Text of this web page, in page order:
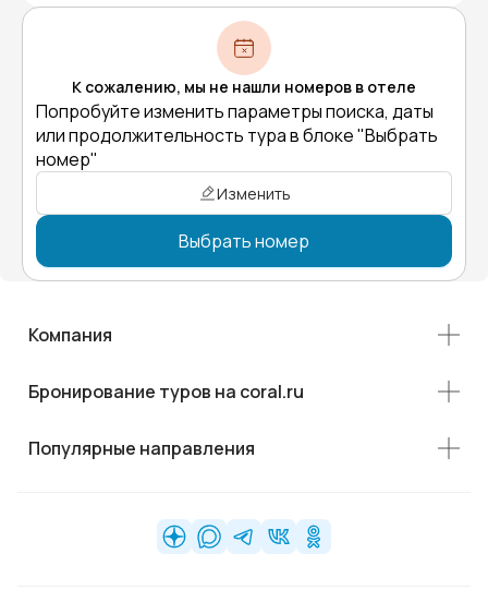
К сожалению, мы не нашли номеров в отеле
Попробуйте изменить параметры поиска, даты
или продолжительность тура в блоке "Выбрать
номер"
Изменить
Выбрать номер
Компания
Бронирование туров на coral.ru
Популярные направления